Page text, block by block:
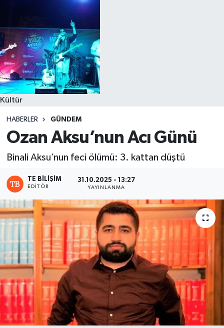
Kültür
HABERLER GÜNDEM
Ozan Aksu’nun Acı Günü
Binali Aksu’nun feci ölümü: 3. kattan düştü
TE BILIŞIM
EDITÖR
31.10.2025 - 13:27
YAYINLANMA